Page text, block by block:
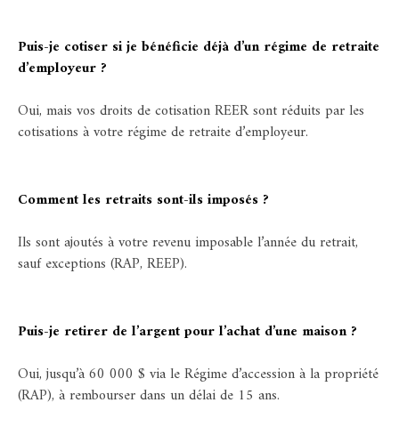
Puis-je cotiser si je bénéficie déjà d’un régime de retraite
d’employeur ?
Oui, mais vos droits de cotisation REER sont réduits par les
cotisations à votre régime de retraite d’employeur.
Comment les retraits sont-ils imposés ?
Ils sont ajoutés à votre revenu imposable l’année du retrait,
sauf exceptions (RAP, REEP).
Puis-je retirer de l’argent pour l’achat d’une maison ?
Oui, jusqu’à 60 000 $ via le Régime d’accession à la propriété
(RAP), à rembourser dans un délai de 15 ans.